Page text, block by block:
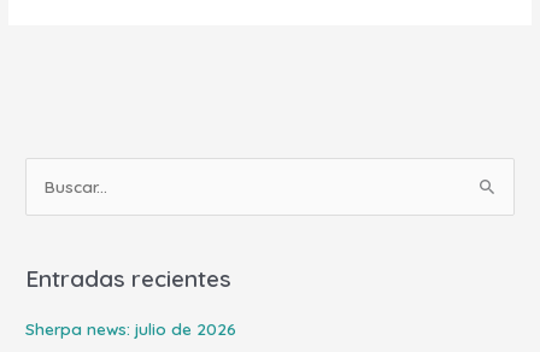
c
a
Entradas recientes
Sherpa news: julio de 2026